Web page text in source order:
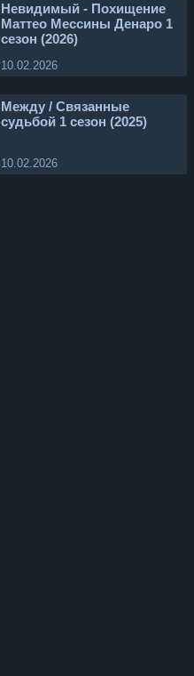
Невидимый - Похищение
Маттео Мессины Денаро 1
сезон (2026)
10.02.2026
Между / Связанные
судьбой 1 сезон (2025)
10.02.2026